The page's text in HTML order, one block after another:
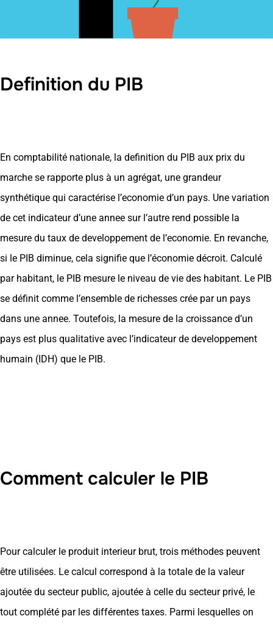
Definition du PIB
En comptabilité nationale, la definition du PIB aux prix du
marche se rapporte plus à un agrégat, une grandeur
synthétique qui caractérise l’economie d’un pays. Une variation
de cet indicateur d’une annee sur l’autre rend possible la
mesure du taux de developpement de l’economie. En revanche,
si le PIB diminue, cela signifie que l’économie décroit. Calculé
par habitant, le PIB mesure le niveau de vie des habitant. Le PIB
se définit comme l’ensemble de richesses crée par un pays
dans une annee. Toutefois, la mesure de la croissance d’un
pays est plus qualitative avec l’indicateur de developpement
humain (IDH) que le PIB.
Comment calculer le PIB
Pour calculer le produit interieur brut, trois méthodes peuvent
être utilisées. Le calcul correspond à la totale de la valeur
ajoutée du secteur public, ajoutée à celle du secteur privé, le
tout complété par les différentes taxes. Parmi lesquelles on